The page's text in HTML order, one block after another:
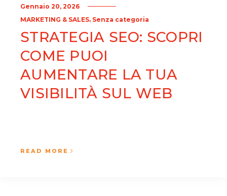
Gennaio 20, 2026
MARKETING & SALES, Senza categoria
STRATEGIA SEO: SCOPRI
COME PUOI
AUMENTARE LA TUA
VISIBILITÀ SUL WEB
READ MORE